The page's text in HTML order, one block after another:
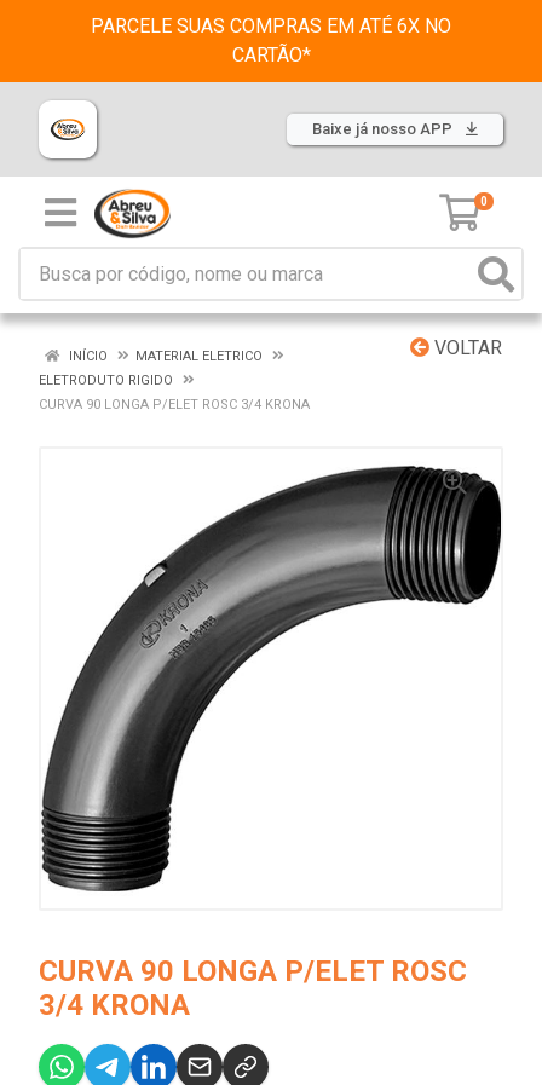
PARCELE SUAS COMPRAS EM ATÉ 6X NO
CARTÃO*
Baixe já nosso APP
0
VOLTAR
INÍCIO
MATERIAL ELETRICO
ELETRODUTO RIGIDO
CURVA 90 LONGA P/ELET ROSC 3/4 KRONA
CURVA 90 LONGA P/ELET ROSC
3/4 KRONA